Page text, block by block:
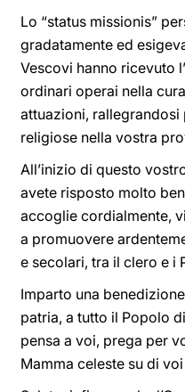
Lo “status missionis”
gradatamente ed
Vescovi hanno ricevuto
ordinari operai nella
attuazioni,
religiose nella vostra
All’inizio di questo
avete risposto molto
accoglie cordialmente,
a promuovere
e secolari, tra il clero e i
Imparto una
patria, a tutto il Popolo
pensa a voi, prega per
Mamma celeste su di